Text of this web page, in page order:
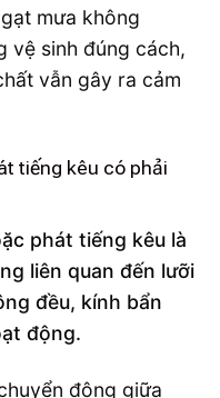
mưa không
vệ sinh đúng cách,
vẫn gây ra cảm
tiếng kêu có phải
phát tiếng kêu là
liên quan đến lưỡi
đều, kính bẩn
động.
động giữa